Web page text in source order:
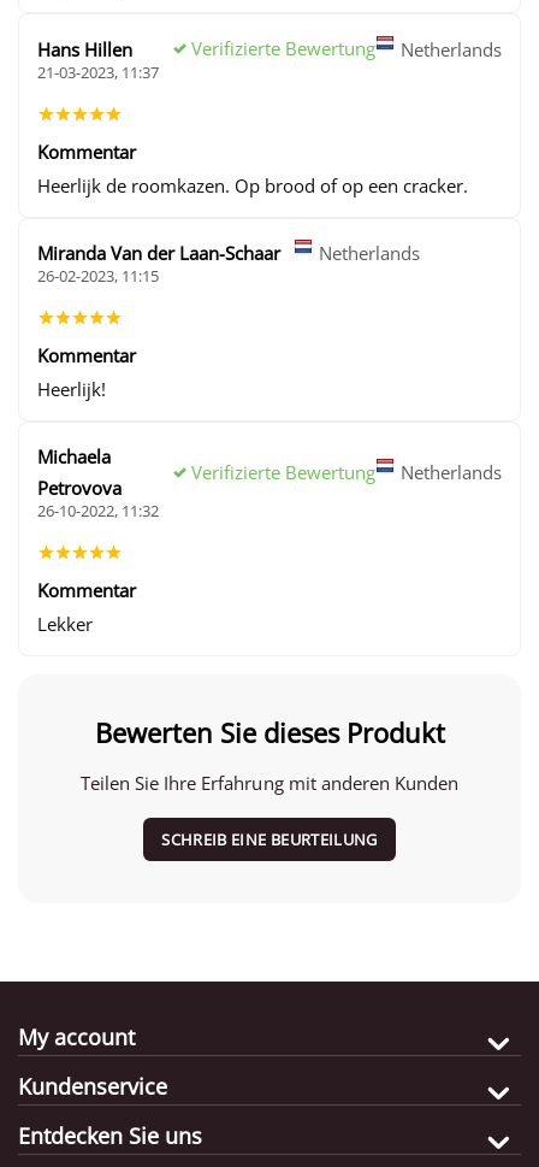
Hans Hillen Verifizierte Bewertung Netherlands
21-03-2023, 11:37
Kommentar
Heerlijk de roomkazen. Op brood of op een cracker.
Miranda Van der Laan-Schaar Netherlands
26-02-2023, 11:15
Kommentar
Heerlijk!
Michaela
Petrovova
Verifizierte Bewertung Netherlands
26-10-2022, 11:32
Kommentar
Lekker
Bewerten Sie dieses Produkt
Teilen Sie Ihre Erfahrung mit anderen Kunden
SCHREIB EINE BEURTEILUNG
My account
Kundenservice
Entdecken Sie uns